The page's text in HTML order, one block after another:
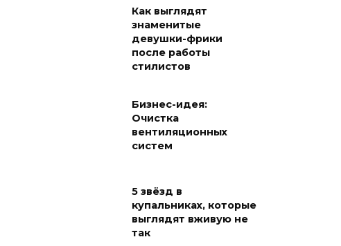
Как выглядят
знаменитые
девушки-фрики
после работы
стилистов
Бизнес-идея:
Очистка
вентиляционных
систем
5 звёзд в
купальниках, которые
выглядят вживую не
так